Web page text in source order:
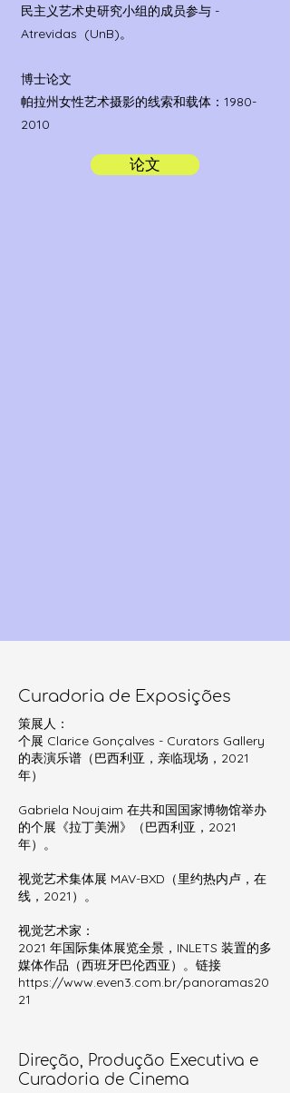
民主义艺术史研究小组的成员参与 -
Atrevidas (UnB)。
博士论文
帕拉州女性艺术摄影的线索和载体：1980-
2010
论文
Curadoria de Exposições
策展人：
个展 Clarice Gonçalves - Curators Gallery
的表演乐谱（巴西利亚，亲临现场，2021
年）
Gabriela Noujaim 在共和国国家博物馆举办
的个展《拉丁美洲》（巴西利亚，2021
年）。
视觉艺术集体展 MAV-BXD（里约热内卢，在
线，2021）。
视觉艺术家：
2021 年国际集体展览全景，INLETS 装置的多
媒体作品（西班牙巴伦西亚）。链接
https://www.even3.com.br/panoramas20
21
Direção, Produção Executiva e
Curadoria de Cinema